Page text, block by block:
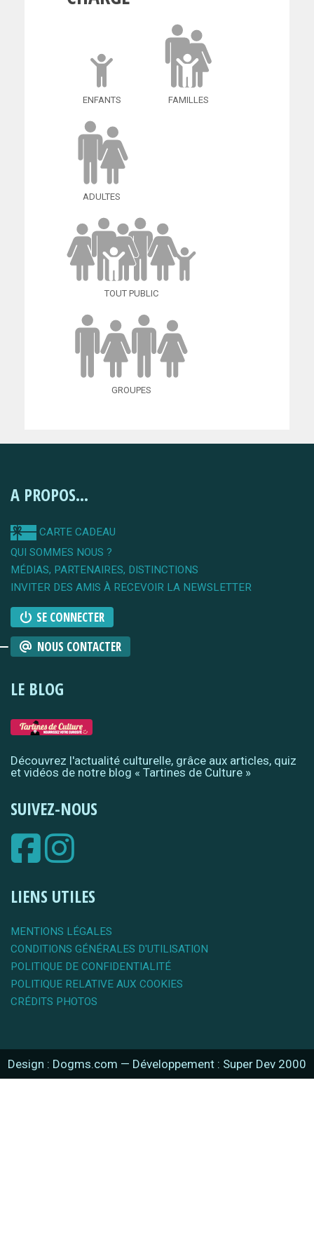
ENFANTS FAMILLES
ADULTES
TOUT PUBLIC
GROUPES
A PROPOS...
CARTE CADEAU
QUI SOMMES NOUS ?
MÉDIAS, PARTENAIRES, DISTINCTIONS
INVITER DES AMIS À RECEVOIR LA NEWSLETTER
SE CONNECTER
NOUS CONTACTER
LE BLOG
Découvrez l'actualité culturelle, grâce aux articles, quiz
et vidéos de notre blog « Tartines de Culture »
SUIVEZ-NOUS
LIENS UTILES
MENTIONS LÉGALES
CONDITIONS GÉNÉRALES D'UTILISATION
POLITIQUE DE CONFIDENTIALITÉ
POLITIQUE RELATIVE AUX COOKIES
CRÉDITS PHOTOS
Design : Dogms.com — Développement : Super Dev 2000